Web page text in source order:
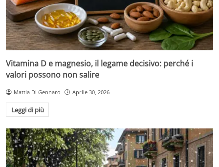
Vitamina D e magnesio, il legame decisivo: perché i
valori possono non salire
Mattia Di Gennaro Aprile 30, 2026
Leggi di più